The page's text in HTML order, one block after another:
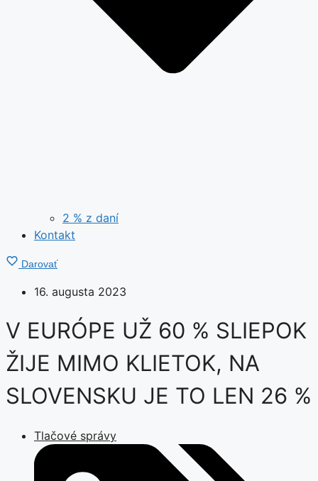
2 % z daní
Kontakt
Darovať
16. augusta 2023
V EURÓPE UŽ 60 % SLIEPOK
ŽIJE MIMO KLIETOK, NA
SLOVENSKU JE TO LEN 26 %
Tlačové správy